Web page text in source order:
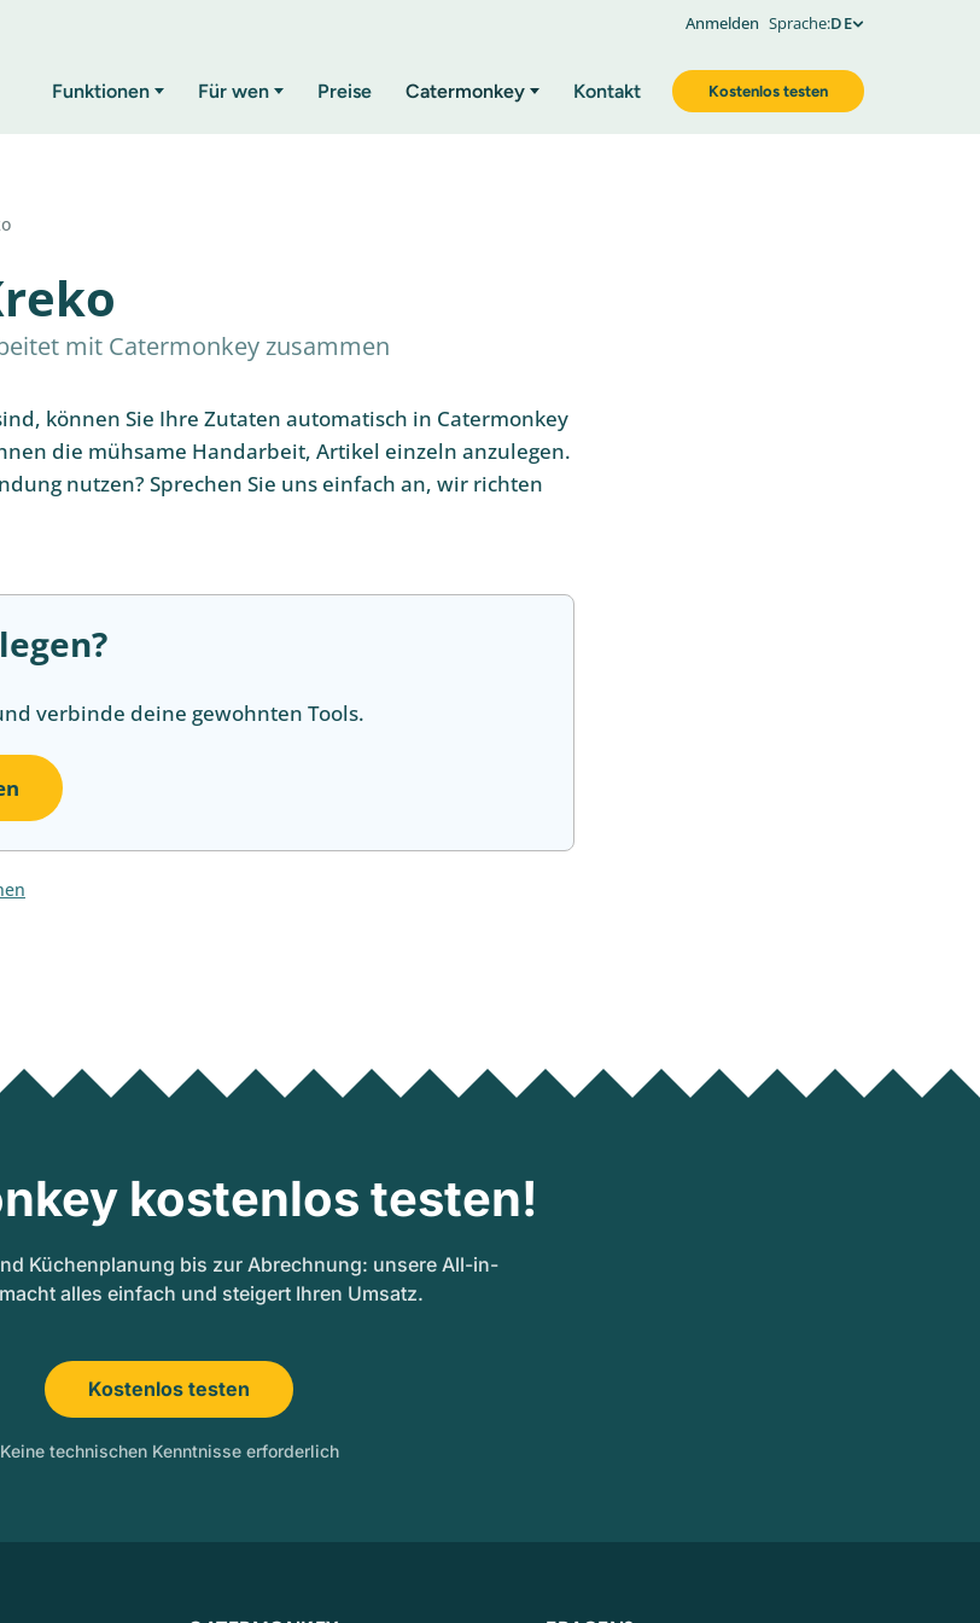
Anmelden Sprache:DE
Funktionen Für wen Preise Catermonkey Kontakt Kostenlos testen
mit Catermonkey zusammen
können Sie Ihre Zutaten automatisch in Catermonkey
die mühsame Handarbeit, Artikel einzeln anzulegen.
nutzen? Sprechen Sie uns einfach an, wir richten
verbinde deine gewohnten Tools.
kostenlos testen!
Küchenplanung bis zur Abrechnung: unsere All-in-
alles einfach und steigert Ihren Umsatz.
Kostenlos testen
Keine technischen Kenntnisse erforderlich